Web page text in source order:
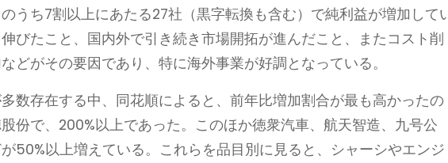
うち7割以上にあたる27社（黒字転換も含む）で純利益が増加して
びたこと、国内外で引き続き市場開拓が進んだこと、またコスト削
どがその要因であり、特に海外事業が好調となっている。
数存在する中、同花順によると、前年比増加割合が最も高かったの
份で、200%以上であった。このほか徳衆汽車、航天智造、九号公
50%以上増えている。これらを品目別に見ると、シャーシやエンジ